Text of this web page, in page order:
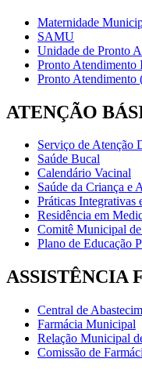
Maternidade
SAMU
Unidade de Pronto
Pronto
Pronto Atendimento
ATENÇÃO
Serviço de Atenção
Saúde Bucal
Calendário Vacinal
Saúde da Criança e
Práticas Integrativas
Residência em
Comitê Municipal
Plano de Educação
ASSISTÊNCIA
Central de
Farmácia Municipal
Relação Municipal
Comissão de